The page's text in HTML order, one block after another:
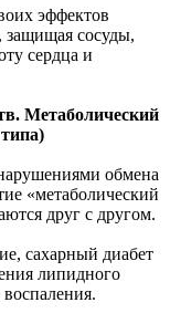
эффектов
защищая сосуды,
сердца и
Метаболический
обмена
«метаболический
друг с другом.
сахарный диабет
липидного